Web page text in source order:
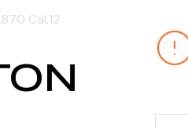
Cal.12